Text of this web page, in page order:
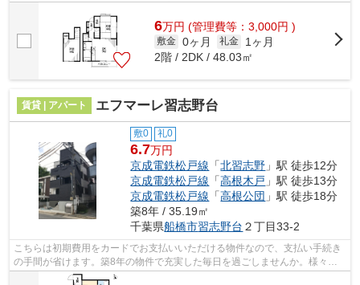
6万円 (管理費等：3,000円 )
敷金 0ヶ月 礼金
1ヶ月
2階 / 2DK / 48.03㎡
賃貸 | アパート エフマーレ習志野台
敷0 礼0
6.7万円
京成電鉄松戸線 「北習志野 」駅 徒歩12分
京成電鉄松戸線 「高根木戸 」駅 徒歩13分
京成電鉄松戸線 「高根公団 」駅 徒歩18分
築8年 / 35.19㎡
千葉県船橋市習志野台 ２丁目33-2
こちらは初期費用をカードでお支払いいただける物件なので、支払い手続き
の手間が省けます。築8年の物件で充実した毎日を過ごしませんか。様々な
場所へのアクセスがしやすくなる2駅利...